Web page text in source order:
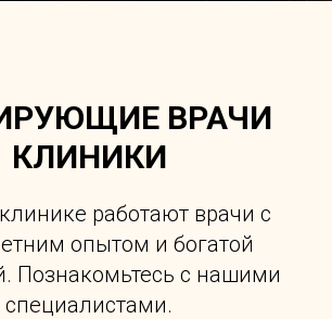
ВРАЧИ
КЛИНИКИ
работают врачи с
опытом и богатой
Познакомьтесь с нашими
специалистами.